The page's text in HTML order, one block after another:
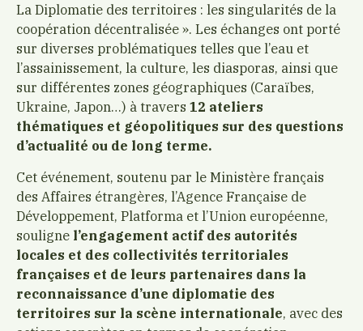
La Diplomatie des territoires : les singularités de la
coopération décentralisée ». Les échanges ont porté
sur diverses problématiques telles que l’eau et
l’assainissement, la culture, les diasporas, ainsi que
sur différentes zones géographiques (Caraïbes,
Ukraine, Japon…) à travers 12 ateliers
thématiques et géopolitiques sur des questions
d’actualité ou de long terme.
Cet événement, soutenu par le Ministère français
des Affaires étrangères, l’Agence Française de
Développement, Platforma et l’Union européenne,
souligne l’engagement actif des autorités
locales et des collectivités territoriales
françaises et de leurs partenaires dans la
reconnaissance d’une diplomatie des
territoires sur la scène internationale, avec des